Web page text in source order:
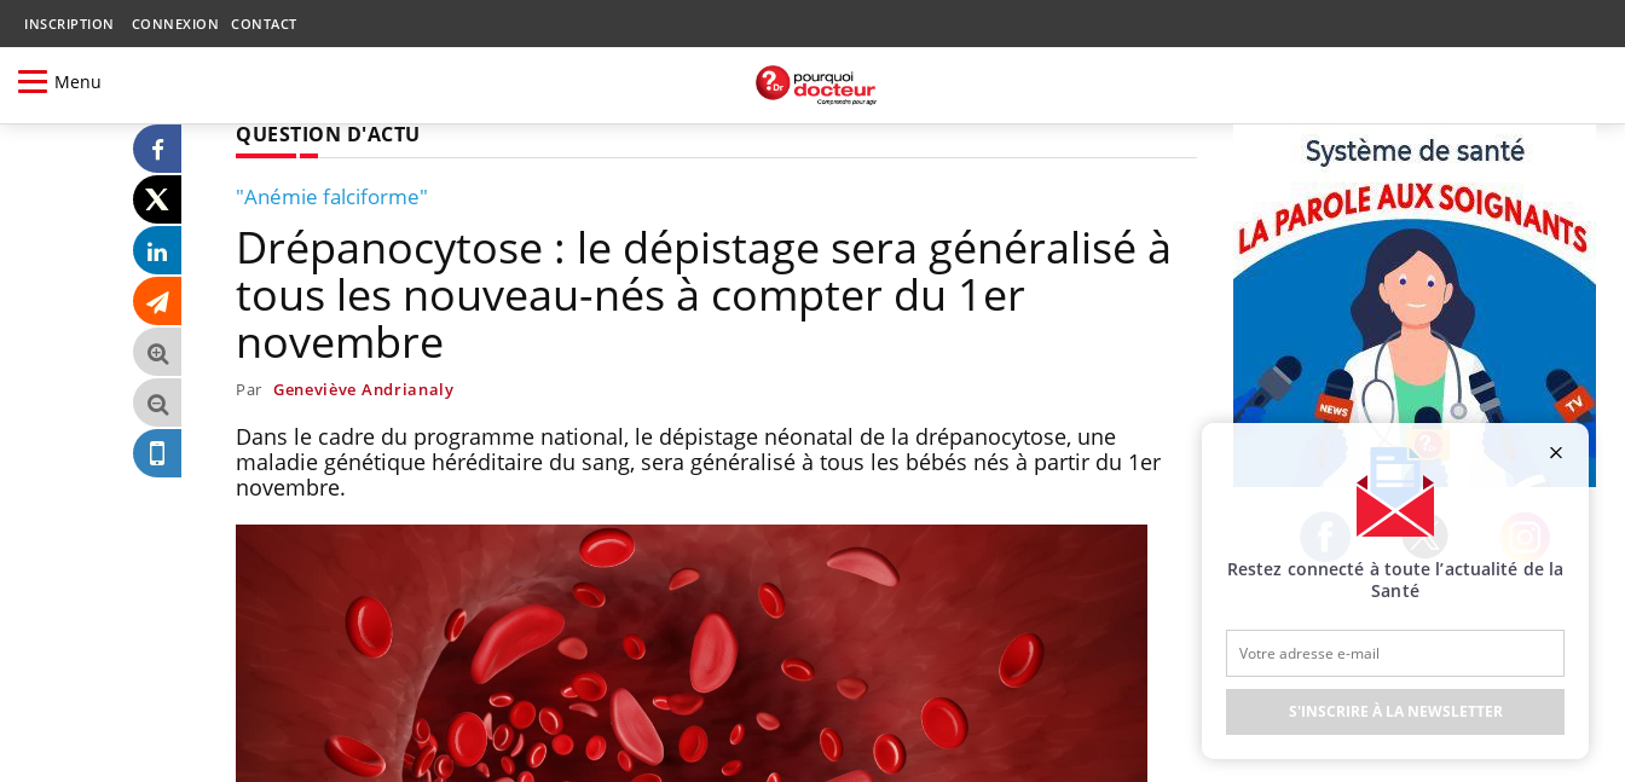
INSCRIPTION CONNEXION CONTACT
Menu
QUESTION D'ACTU
"Anémie falciforme"
Drépanocytose : le dépistage sera généralisé à
tous les nouveau-nés à compter du 1er
novembre
Par Geneviève Andrianaly
Dans le cadre du programme national, le dépistage néonatal de la drépanocytose, une
maladie génétique héréditaire du sang, sera généralisé à tous les bébés nés à partir du 1er
novembre.
Facebook Twitter Instagram
Restez connecté à toute l’actualité de la
Santé
S'INSCRIRE À LA NEWSLETTER